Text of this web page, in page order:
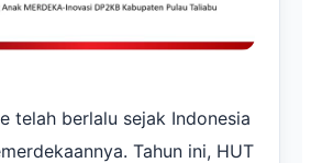
telah berlalu sejak Indonesia
Tahun ini, HUT